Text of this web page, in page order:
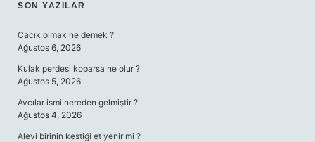
SIDEBAR
SON YAZILAR
Cacık olmak ne demek ?
Ağustos 6, 2026
Kulak perdesi koparsa ne olur ?
Ağustos 5, 2026
Avcılar ismi nereden gelmiştir ?
Ağustos 4, 2026
Alevi birinin kestiği et yenir mi ?